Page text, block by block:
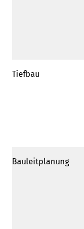
Tiefbau
Bauleitplanung